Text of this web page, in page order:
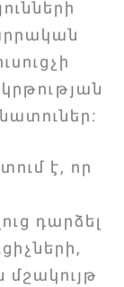
է, որ
դարձել